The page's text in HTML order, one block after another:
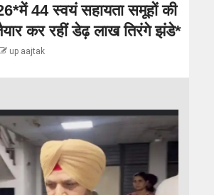
44 स्वयं सहायता समूहों की
कर रहीं डेढ़ लाख तिरंगे झंडे*
up aajtak